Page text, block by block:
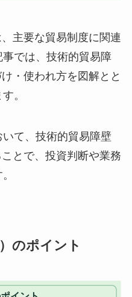
主要な貿易制度に関連
では、技術的貿易障
・使われ方を図解とと
。
て、技術的貿易障壁
とで、投資判断や業務
のポイント